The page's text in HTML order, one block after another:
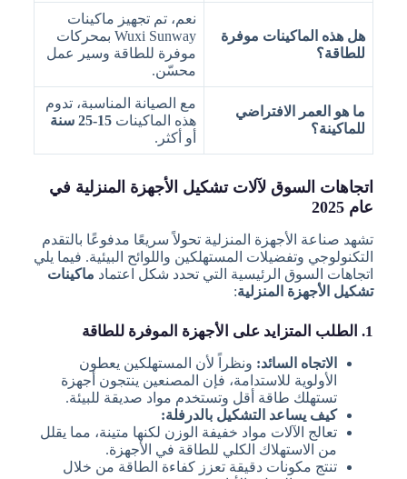
هل هذه الماكينات موفرة
للطاقة؟
نعم، تم تجهيز ماكينات
Wuxi Sunway بمحركات
موفرة للطاقة وسير عمل
محسّن.
ما هو العمر الافتراضي
للماكينة؟
مع الصيانة المناسبة، تدوم
هذه الماكينات 15-25 سنة
أو أكثر.
اتجاهات السوق لآلات تشكيل الأجهزة المنزلية في
عام 2025
تشهد صناعة الأجهزة المنزلية تحولاً سريعًا مدفوعًا بالتقدم
التكنولوجي وتفضيلات المستهلكين واللوائح البيئية. فيما يلي
اتجاهات السوق الرئيسية التي تحدد شكل اعتماد ماكينات
تشكيل الأجهزة المنزلية:
1. الطلب المتزايد على الأجهزة الموفرة للطاقة
الاتجاه السائد: ونظراً لأن المستهلكين يعطون
الأولوية للاستدامة، فإن المصنعين ينتجون أجهزة
تستهلك طاقة أقل وتستخدم مواد صديقة للبيئة.
كيف يساعد التشكيل بالدرفلة:
تعالج الآلات مواد خفيفة الوزن لكنها متينة، مما يقلل
من الاستهلاك الكلي للطاقة في الأجهزة.
تنتج مكونات دقيقة تعزز كفاءة الطاقة من خلال